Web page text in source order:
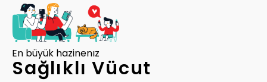
En büyük hazinenız
Sağlıklı Vücut